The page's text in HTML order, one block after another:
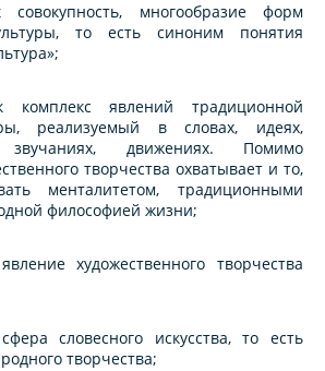
многообразие форм
то есть синоним понятия
явлений традиционной
реализуемый в словах, идеях,
звучаниях, движениях. Помимо
творчества охватывает и то,
менталитетом, традиционными
философией жизни;
художественного творчества
словесного искусства, то есть
творчества;